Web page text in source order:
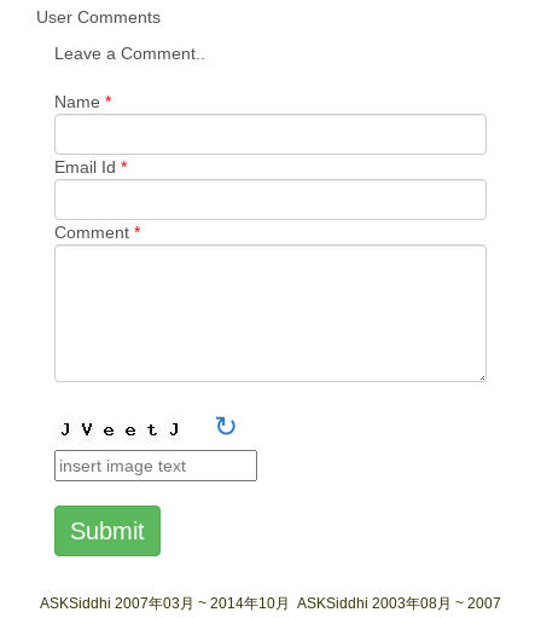
User Comments
Leave a Comment..
Name *
Email Id *
Comment *
↻
Submit
ASKSiddhi 2007年03月 ~ 2014年10月
ASKSiddhi 2003年08月 ~ 2007